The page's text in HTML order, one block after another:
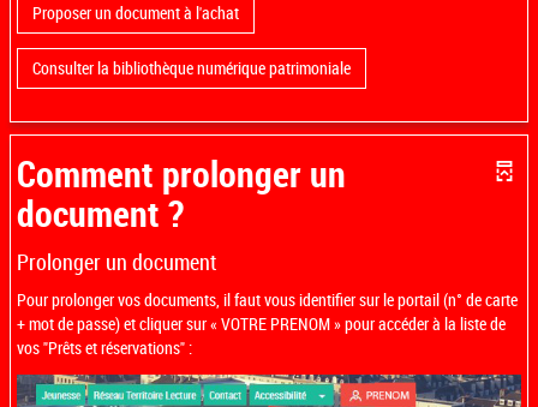
Proposer un document à l'achat
Consulter la bibliothèque numérique patrimoniale
Comment prolonger un
document ?
Prolonger un document
Pour prolonger vos documents, il faut vous identifier sur le portail (n° de carte
+ mot de passe) et cliquer sur « VOTRE PRENOM » pour accéder à la liste de
vos "Prêts et réservations" :